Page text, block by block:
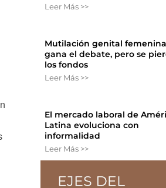
Leer Más >>
Mutilación genital
gana el debate, pero se
los fondos
Leer Más >>
El mercado laboral de
Latina evoluciona con
informalidad
Leer Más >>